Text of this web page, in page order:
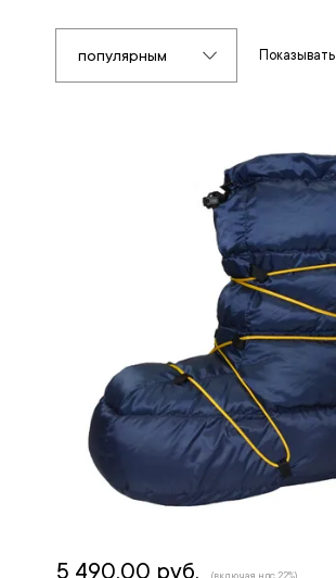
популярным Показывать
5 490.00 руб. (включая ндс 22%)